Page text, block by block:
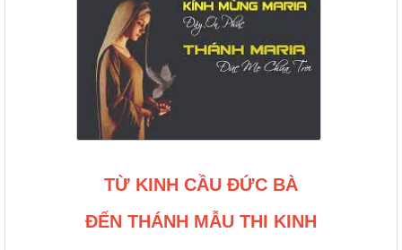
TỪ KINH CẦU ĐỨC BÀ
ĐẾN THÁNH MẪU THI KINH